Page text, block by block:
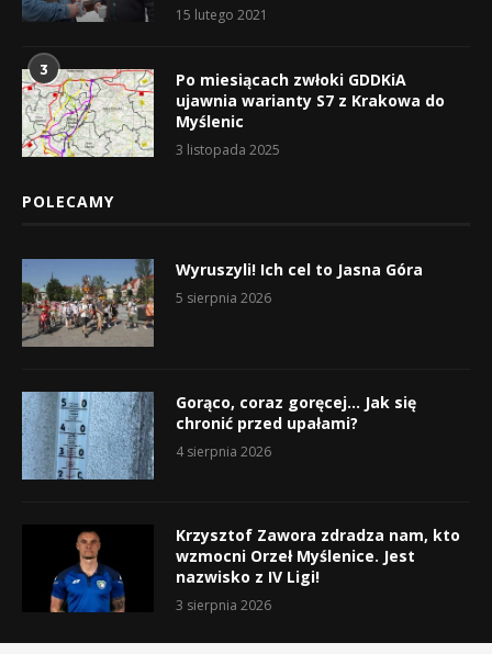
15 lutego 2021
3
Po miesiącach zwłoki GDDKiA
ujawnia warianty S7 z Krakowa do
Myślenic
3 listopada 2025
POLECAMY
Wyruszyli! Ich cel to Jasna Góra
5 sierpnia 2026
Gorąco, coraz goręcej… Jak się
chronić przed upałami?
4 sierpnia 2026
Krzysztof Zawora zdradza nam, kto
wzmocni Orzeł Myślenice. Jest
nazwisko z IV Ligi!
3 sierpnia 2026